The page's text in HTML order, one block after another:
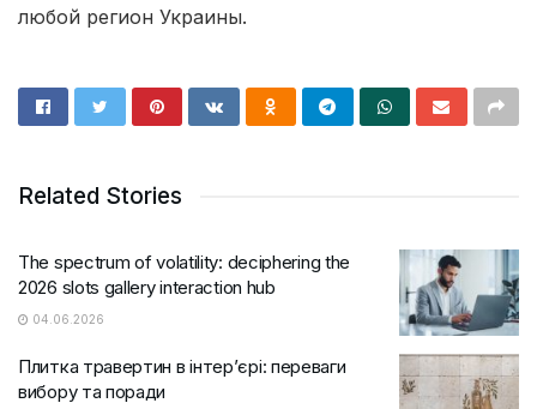
любой регион Украины.
Related Stories
The spectrum of volatility: deciphering the
2026 slots gallery interaction hub
04.06.2026
Плитка травертин в інтер’єрі: переваги
вибору та поради